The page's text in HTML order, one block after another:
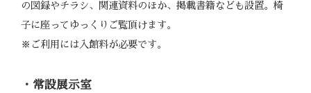
の図録やチラシ、関連資料のほか、掲載書籍なども設置。椅
子に座ってゆっくりご覧頂けます。
※ご利用には入館料が必要です。
・常設展示室